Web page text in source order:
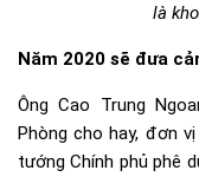
là
Năm 2020 sẽ đưa
Ông Cao Trung
Phòng cho hay, đơn
tướng Chính phủ phê